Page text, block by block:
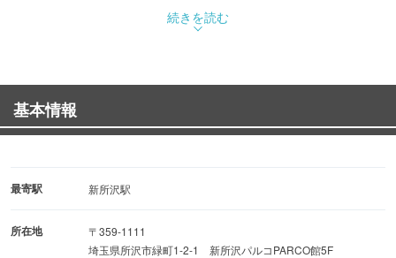
い応募条件と審査をクリアして来日。
採用後も定期的に研修があり常にレベルアップが求められ
●特徴その３は「日本人講師の存在」。日本人ならではの
弱点を細かくサポートします。
●特徴その４は「振替制」。残業などでお忙しい場合でも
ンをカスタマイズ感覚で組み合わせるジョイントプログラ
続きを読む
基本情報
最寄駅 新所沢駅
所在地
〒359-1111
埼玉県所沢市緑町1-2-1 新所沢パルコPARCO館5F